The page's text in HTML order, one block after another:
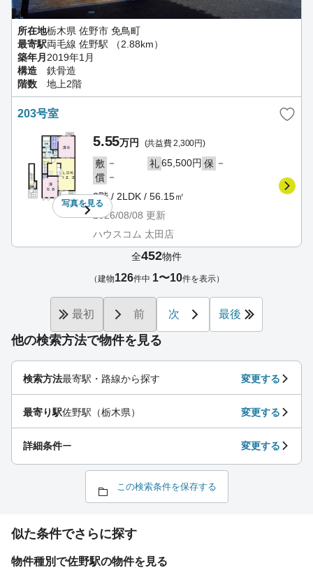
所在地栃木県 佐野市 免鳥町
最寄駅両毛線 佐野駅 （2.88km）
築年月2019年1月
構造
鉄骨造
階数
地上2階
203号室
写真を見る
5.55万円 (共益費 2,300円)
敷 － 礼65,500円 保 －
償 －
2階 / 2LDK / 56.15㎡
2026/08/08 更新
ハウスコム 太田店
他の検索方法で物件を見る
検索方法最寄駅・路線から探す 変更する
最寄り駅佐野駅（栃木県） 変更する
詳細条件ー 変更する
この検索条件を保存する
全452物件
（建物126件中 1〜10件を表示）
最初 前 次 最後
似た条件でさらに探す
物件種別で佐野駅の物件を見る